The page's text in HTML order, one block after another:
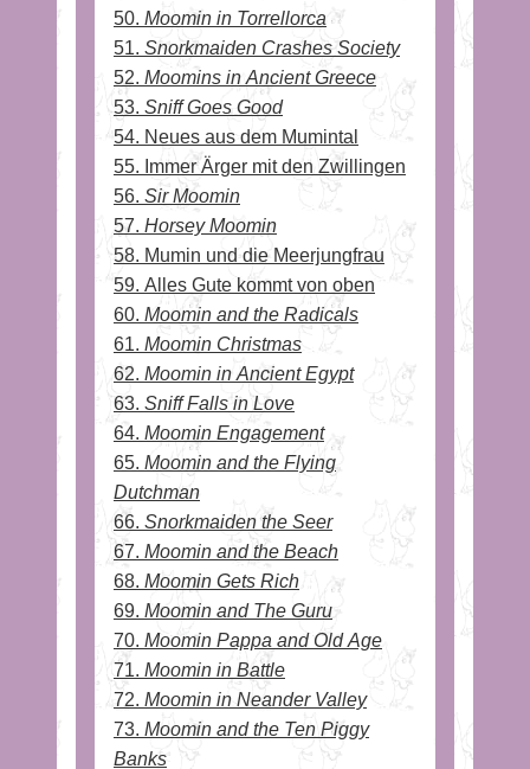
50. Moomin in Torrellorca
51. Snorkmaiden Crashes Society
52. Moomins in Ancient Greece
53. Sniff Goes Good
54. Neues aus dem Mumintal
55. Immer Ärger mit den Zwillingen
56. Sir Moomin
57. Horsey Moomin
58. Mumin und die Meerjungfrau
59. Alles Gute kommt von oben
60. Moomin and the Radicals
61. Moomin Christmas
62. Moomin in Ancient Egypt
63. Sniff Falls in Love
64. Moomin Engagement
65. Moomin and the Flying
Dutchman
66. Snorkmaiden the Seer
67. Moomin and the Beach
68. Moomin Gets Rich
69. Moomin and The Guru
70. Moomin Pappa and Old Age
71. Moomin in Battle
72. Moomin in Neander Valley
73. Moomin and the Ten Piggy
Banks